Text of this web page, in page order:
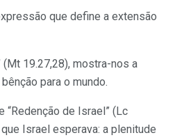
que define a extensão
(Mt 19.27,28), mostra-nos a
para o mundo.
“Redenção de Israel” (Lc
Israel esperava: a plenitude